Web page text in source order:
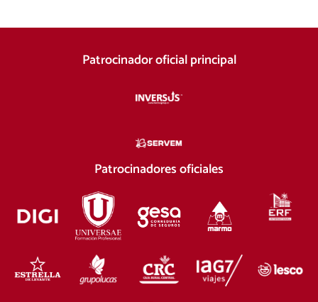
Patrocinador oficial principal
Patrocinadores oficiales